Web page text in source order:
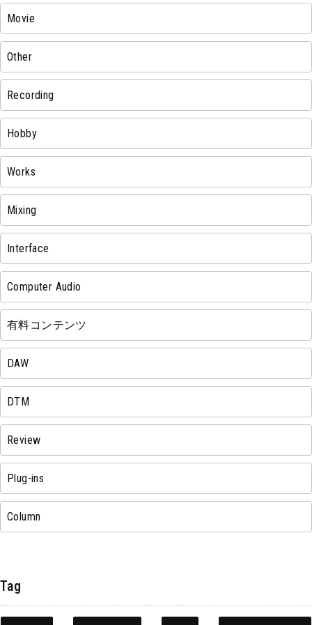
Movie
Other
Recording
Hobby
Works
Mixing
Interface
Computer Audio
有料コンテンツ
DAW
DTM
Review
Plug-ins
Column
Tag